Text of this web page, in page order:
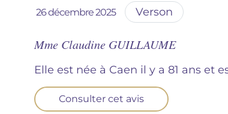
26 décembre 2025 verson
Mme Claudine GUILLAUME
Elle est née à Caen il y a 81 ans et
Consulter cet avis